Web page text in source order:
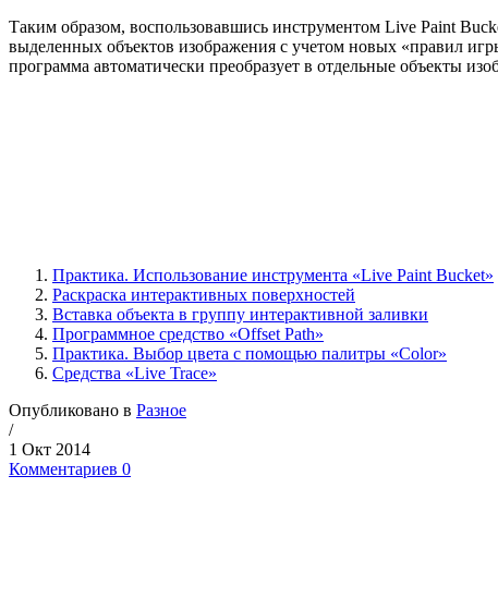
Таким образом, воспользовавшись инструментом Live Paint
выделенных объектов изображения с учетом новых «правил
программа автоматически преобразует в отдельные объекты
Практика. Использование инструмента «Live Paint Bucket»
Раскраска интерактивных поверхностей
Вставка объекта в группу интерактивной заливки
Программное средство «Offset Path»
Практика. Выбор цвета с помощью палитры «Color»
Средства «Live Trace»
Опубликовано в Разное
/
1 Окт 2014
Комментариев 0